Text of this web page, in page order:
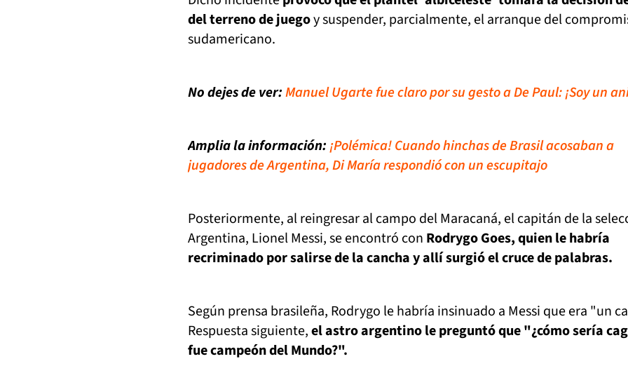
del terreno de juegoy suspender, parcialmente, el arranque del
sudamericano.
No dejes de ver:Manuel Ugarte fue claro por su gesto a De Paul: ¡Soy un
Amplia la información:¡Polémica! Cuando hinchas de Brasil acosaban a
jugadores de Argentina, Di María respondió con un escupitajo
Posteriormente, al reingresar al campo del Maracaná, el capitán de la
Argentina, Lionel Messi, se encontró con Rodrygo Goes, quien le habría
recriminado por salirse de la cancha y allí surgió el cruce de palabras.
Según prensa brasileña, Rodrygo le habría insinuado a Messi que era "un
Respuesta siguiente,el astro argentino le preguntó que "¿cómo sería
fue campeón del Mundo?".